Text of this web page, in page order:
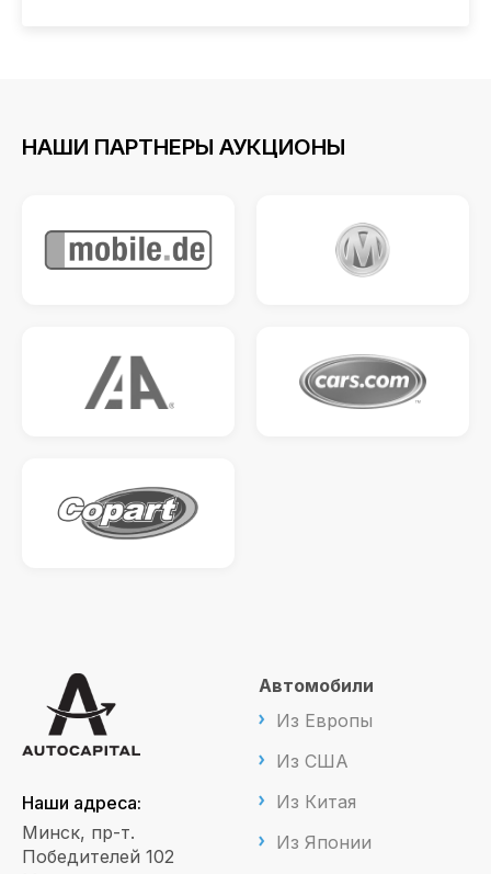
НАШИ ПАРТНЕРЫ АУКЦИОНЫ
Наши адреса:
Минск, пр-т.
Победителей 102
Автомобили
Из Европы
Из США
Из Китая
Из Японии